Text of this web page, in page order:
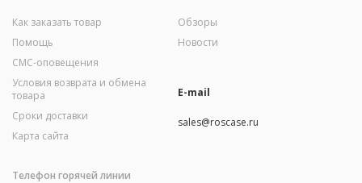
Как заказать товар
Помощь
СМС-оповещения
Условия возврата и обмена
товара
Сроки доставки
Карта сайта
Обзоры
Новости
E-mail
sales@roscase.ru
Телефон горячей линии